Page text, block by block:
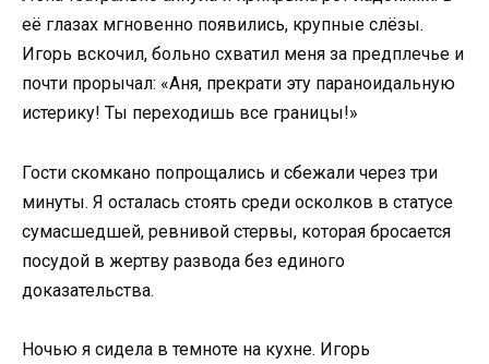
её глазах мгновенно появились, крупные слёзы.
Игорь вскочил, больно схватил меня за предплечье и
почти прорычал: «Аня, прекрати эту параноидальную
истерику! Ты переходишь все границы!»
Гости скомкано попрощались и сбежали через три
минуты. Я осталась стоять среди осколков в статусе
сумасшедшей, ревнивой стервы, которая бросается
посудой в жертву развода без единого
доказательства.
Ночью я сидела в темноте на кухне. Игорь